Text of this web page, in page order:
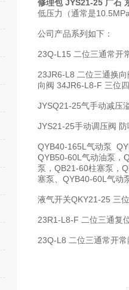
修理包 JYS21-25 广石
低压力（通常是
公司产品系列如下：
23Q-L15 二位三通常开
23JR6-L8 二位三通换
向阀 34JR6-L8-F 三位
JYSQ21-25气手动减压
JYS21-25手动调压阀
QYB40-165L气动泵
QYB50-60L气动油泵，
泵，QB21-60柱塞泵，
塞泵、QYB40-60L气动
液气开关QKY21-25 三
23R1-L8-F 二位三通复
23Q-L8 二位三通常开